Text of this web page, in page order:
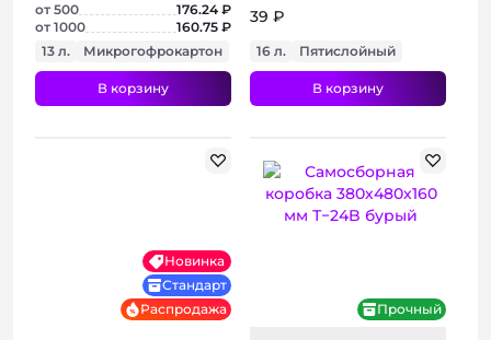
от 500
176.24 ₽
от 1000
160.75 ₽
13 л.
Микрогофрокартон
В корзину
39 ₽
16 л. Пятислойный
В корзину
Новинка
Стандарт
Распродажа
Прочный